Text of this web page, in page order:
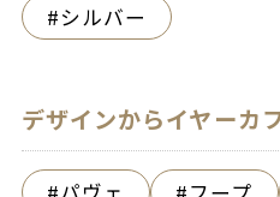
シルバー
デザインからイヤーカ